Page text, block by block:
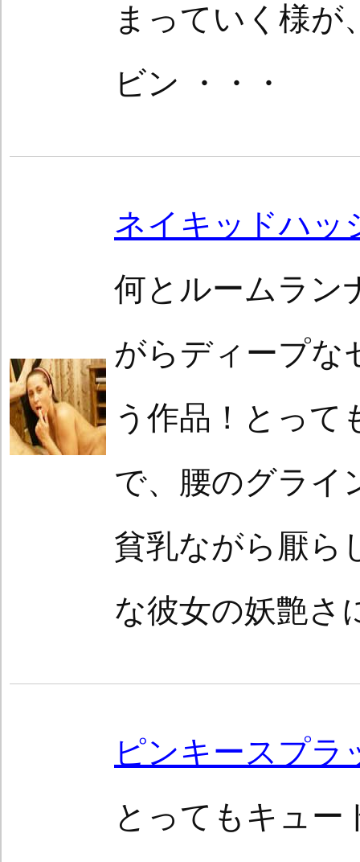
まっていく様が
ビン ・・・
ネイキッドハッ
何とルームラン
がらディープな
う作品！とって
で、腰のグライ
貧乳ながら厭ら
な彼女の妖艶さ
ピンキースプラ
とってもキュー